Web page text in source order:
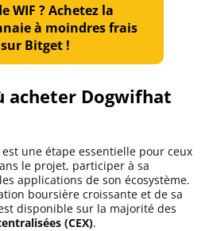
WIF ? Achetez la
à moindres frais
sur Bitget !
acheter Dogwifhat
est une étape essentielle pour ceux
le projet, participer à sa
applications de son écosystème.
boursière croissante et de sa
disponible sur la majorité des
(CEX).